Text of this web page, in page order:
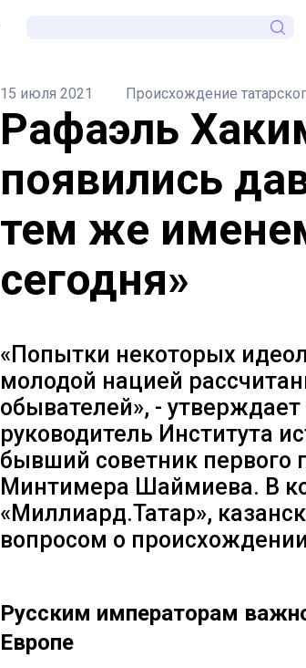
15 июля 2021 Происхождение
Рафаэль
появились
тем же
сегодня»
«Попытки некоторых
молодой нацией
обывателей», -
руководитель Института
бывший советник первого
Минтимера Шаймиева. В
«Миллиард.Татар»,
вопросом о
Русским императорам
Европе